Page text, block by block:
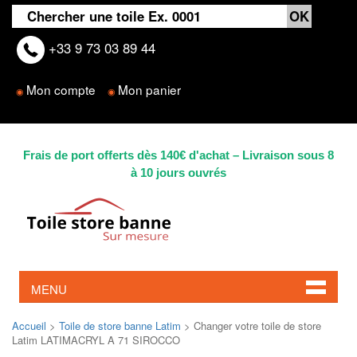
+33 9 73 03 89 44
◉ Mon compte ◉ Mon panier
Frais de port offerts dès 140€ d'achat – Livraison sous 8
à 10 jours ouvrés
MENU
Accueil > Toile de store banne Latim > Changer votre toile de store
Latim LATIMACRYL A 71 SIROCCO